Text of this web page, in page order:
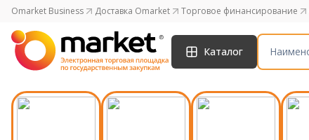
Omarket Business Доставка Omarket Торговое финансирование
Каталог